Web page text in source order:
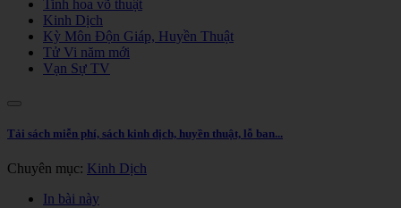
Tinh hoa võ thuật
Kinh Dịch
Kỳ Môn Độn Giáp, Huyền Thuật
Tử Vi năm mới
Vạn Sự TV
Tải sách miễn phí, sách kinh dịch, huyền thuật, lỗ ban...
Chuyên mục: Kinh Dịch
In bài này